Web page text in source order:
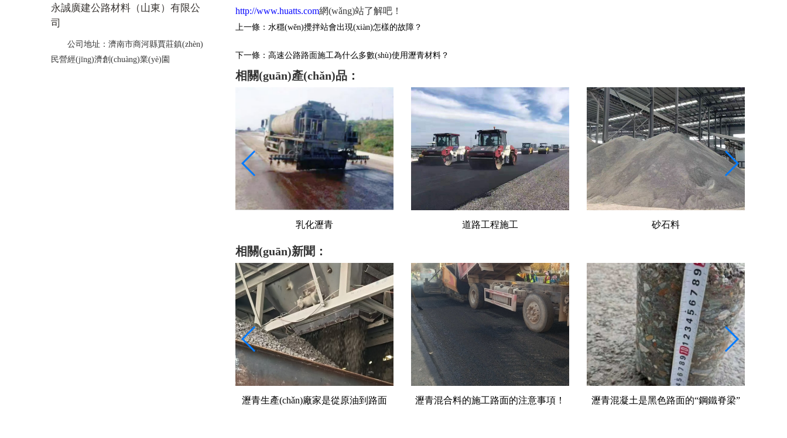
永誠廣建公路材料（山東）有限公
司
公司地址：濟南市商河縣賈莊鎮(zhèn)
民營經(jīng)濟創(chuàng)業(yè)園
http://www.huatts.com網(wǎng)站了解吧！
上一條：水穩(wěn)攪拌站會出現(xiàn)怎樣的故障？
下一條：高速公路路面施工為什么多數(shù)使用瀝青材料？
相關(guān)產(chǎn)品：
道路工程施工 砂石料 水穩(wěn)料
相關(guān)新聞：
瀝青混合料的施工路面的注意事項！ 瀝青混凝土是黑色路面的“鋼鐵脊梁” 壓路機是密實度的公路施工中守護者